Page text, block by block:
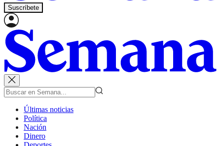
Suscríbete
Últimas noticias
Política
Nación
Dinero